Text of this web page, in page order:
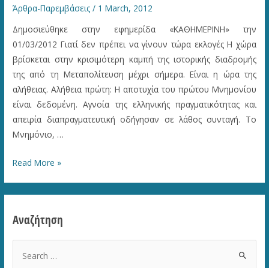
Άρθρα-Παρεμβάσεις / 1 March, 2012
Δημοσιεύθηκε στην εφημερίδα «ΚΑΘΗΜΕΡΙΝΗ» την
01/03/2012 Γιατί δεν πρέπει να γίνουν τώρα εκλογές Η χώρα
βρίσκεται στην κρισιμότερη καμπή της ιστορικής διαδρομής
της από τη Μεταπολίτευση μέχρι σήμερα. Είναι η ώρα της
αλήθειας. Αλήθεια πρώτη: Η αποτυχία του πρώτου Μνημονίου
είναι δεδομένη. Αγνοία της ελληνικής πραγματικότητας και
απειρία διαπραγματευτική οδήγησαν σε λάθος συνταγή. Το
Μνημόνιο, …
Η
|
δεν
πρέπει
Read More »
Αναζήτηση